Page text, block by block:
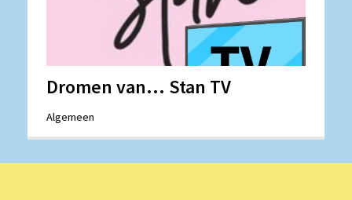
Dromen van... Stan TV
Algemeen